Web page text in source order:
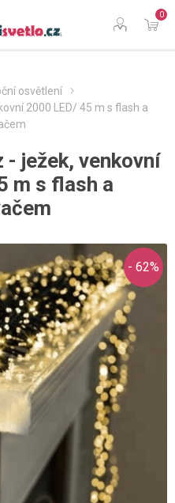
0
osvětlení
2000 LED/ 45 m s flash a
- ježek, venkovní
m s flash a
- 62%